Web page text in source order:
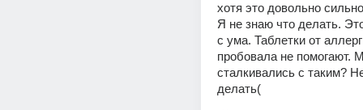
хотя это довольно
Я не знаю что делать.
с ума. Таблетки от
пробовала не помогают.
сталкивались с таким?
делать(